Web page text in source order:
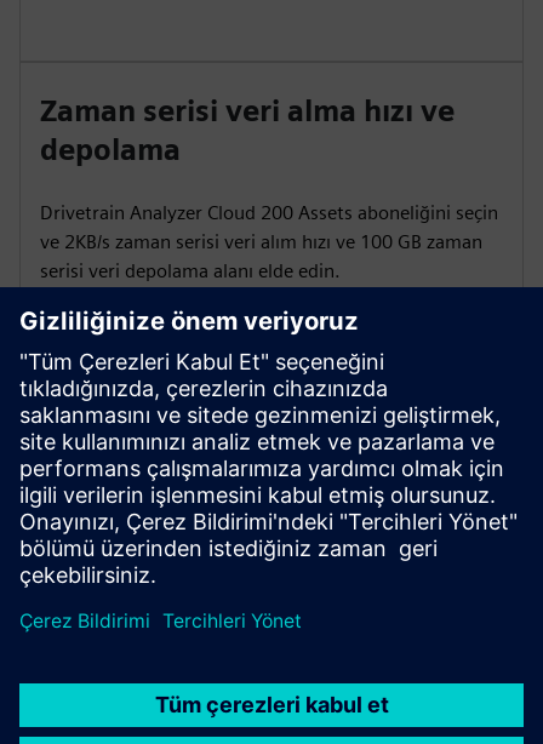
Zaman serisi veri alma hızı ve
depolama
Drivetrain Analyzer Cloud 200 Assets aboneliğini seçin
ve 2KB/s zaman serisi veri alım hızı ve 100 GB zaman
serisi veri depolama alanı elde edin.
Etkinlik modülleri
Drivetrain Analyzer Cloud 200 Assets paketi, her biri
1000 olay içeren 200 olay modülü içerir.